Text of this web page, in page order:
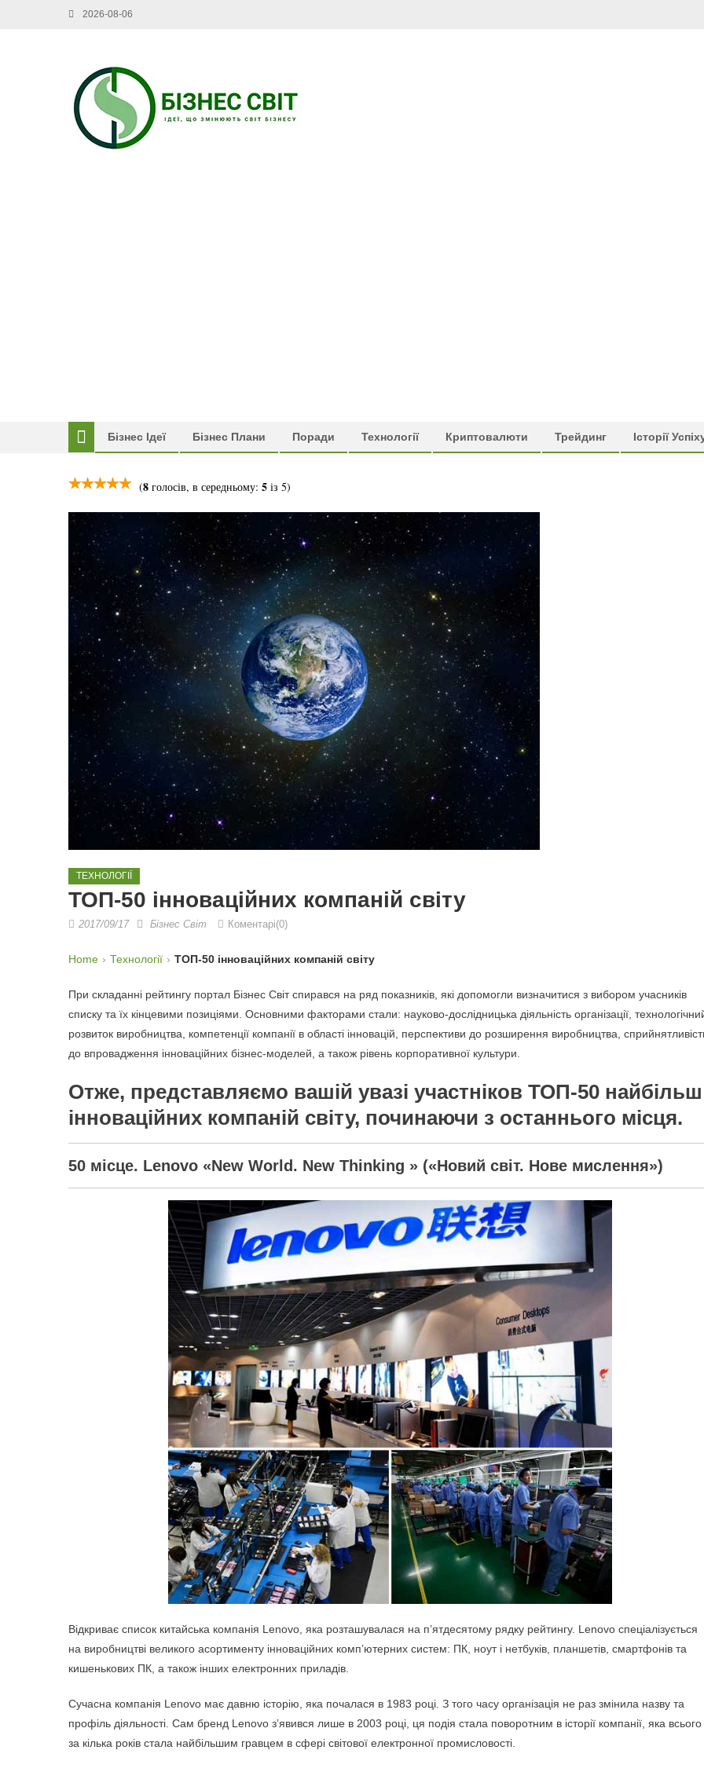
2026-08-06
Бізнес Ідеї Бізнес Плани Поради Технології Криптовалюти Трейдинг Історії
(8 голосів, в середньому: 5 із 5)
ТЕХНОЛОГІЇ
ТОП-50 інноваційних компаній світу
2017/09/17 Бізнес Світ Коментарі(0)
Home Технології ТОП-50 інноваційних компаній світу
При складанні рейтингу портал Бізнес Світ спирався на ряд показників, які допомогли визначитися з вибором учасників
списку та їх кінцевими позиціями. Основними факторами стали: науково-дослідницька діяльність організації,
розвиток виробництва, компетенції компанії в області інновацій, перспективи до розширення виробництва,
до впровадження інноваційних бізнес-моделей, а також рівень корпоративної культури.
Отже, представляємо вашій увазі учаcтніков ТОП-50 найбільш
інноваційних компаній світу, починаючи з останнього місця.
50 місце. Lenovo «New World. New Thinking » («Новий світ. Нове мислення»)
Відкриває список китайська компанія Lenovo, яка розташувалася на п’ятдесятому рядку рейтингу. Lenovo спеціалізується
на виробництві великого асортименту інноваційних комп’ютерних систем: ПК, ноут і нетбуків, планшетів, смартфонів та
кишенькових ПК, а також інших електронних приладів.
Сучасна компанія Lenovo має давню історію, яка почалася в 1983 році. З того часу організація не раз змінила назву та
профіль діяльності. Сам бренд Lenovo з’явився лише в 2003 році, ця подія стала поворотним в історії компанії, яка всього
за кілька років стала найбільшим гравцем в сфері світової електронної промисловості.